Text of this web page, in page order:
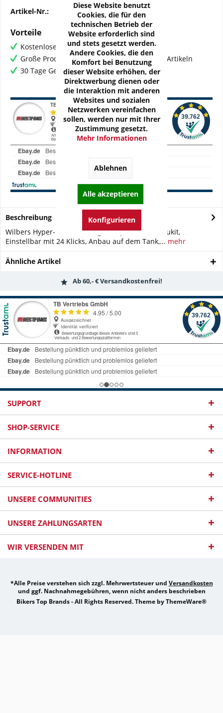
Artikel-Nr.: 876-5197-00
Vorteile
Kostenloser Versand ab € 60,- Bestellwert
Große Produktauswahl mit mehr als 80.000 Artikeln
30 Tage Geld-Zurück-Garantie
Beschreibung
Wilbers Hyper-Race Lenkungsdämpfer mit Anbaukit,
Einstellbar mit 24 Klicks, Anbau auf dem Tank,... mehr
Ähnliche Artikel
Ab 60,- € Versandkostenfrei!
SUPPORT
SHOP-SERVICE
INFORMATION
SERVICE-HOTLINE
UNSERE COMMUNITIES
UNSERE ZAHLUNGSARTEN
WIR VERSENDEN MIT
*Alle Preise verstehen sich zzgl. Mehrwertsteuer und Versandkosten
und ggf. Nachnahmegebühren, wenn nicht anders beschrieben
Bikers Top Brands - All Rights Reserved. Theme byThemeWare®
Diese Website benutzt
Cookies, die für den
technischen Betrieb der
Website erforderlich sind
und stets gesetzt werden.
Andere Cookies, die den
Komfort bei Benutzung
dieser Website erhöhen, der
Direktwerbung dienen oder
die Interaktion mit anderen
Websites und sozialen
Netzwerken vereinfachen
sollen, werden nur mit Ihrer
Zustimmung gesetzt.
Mehr Informationen
Ablehnen
Alle akzeptieren
Konfigurieren